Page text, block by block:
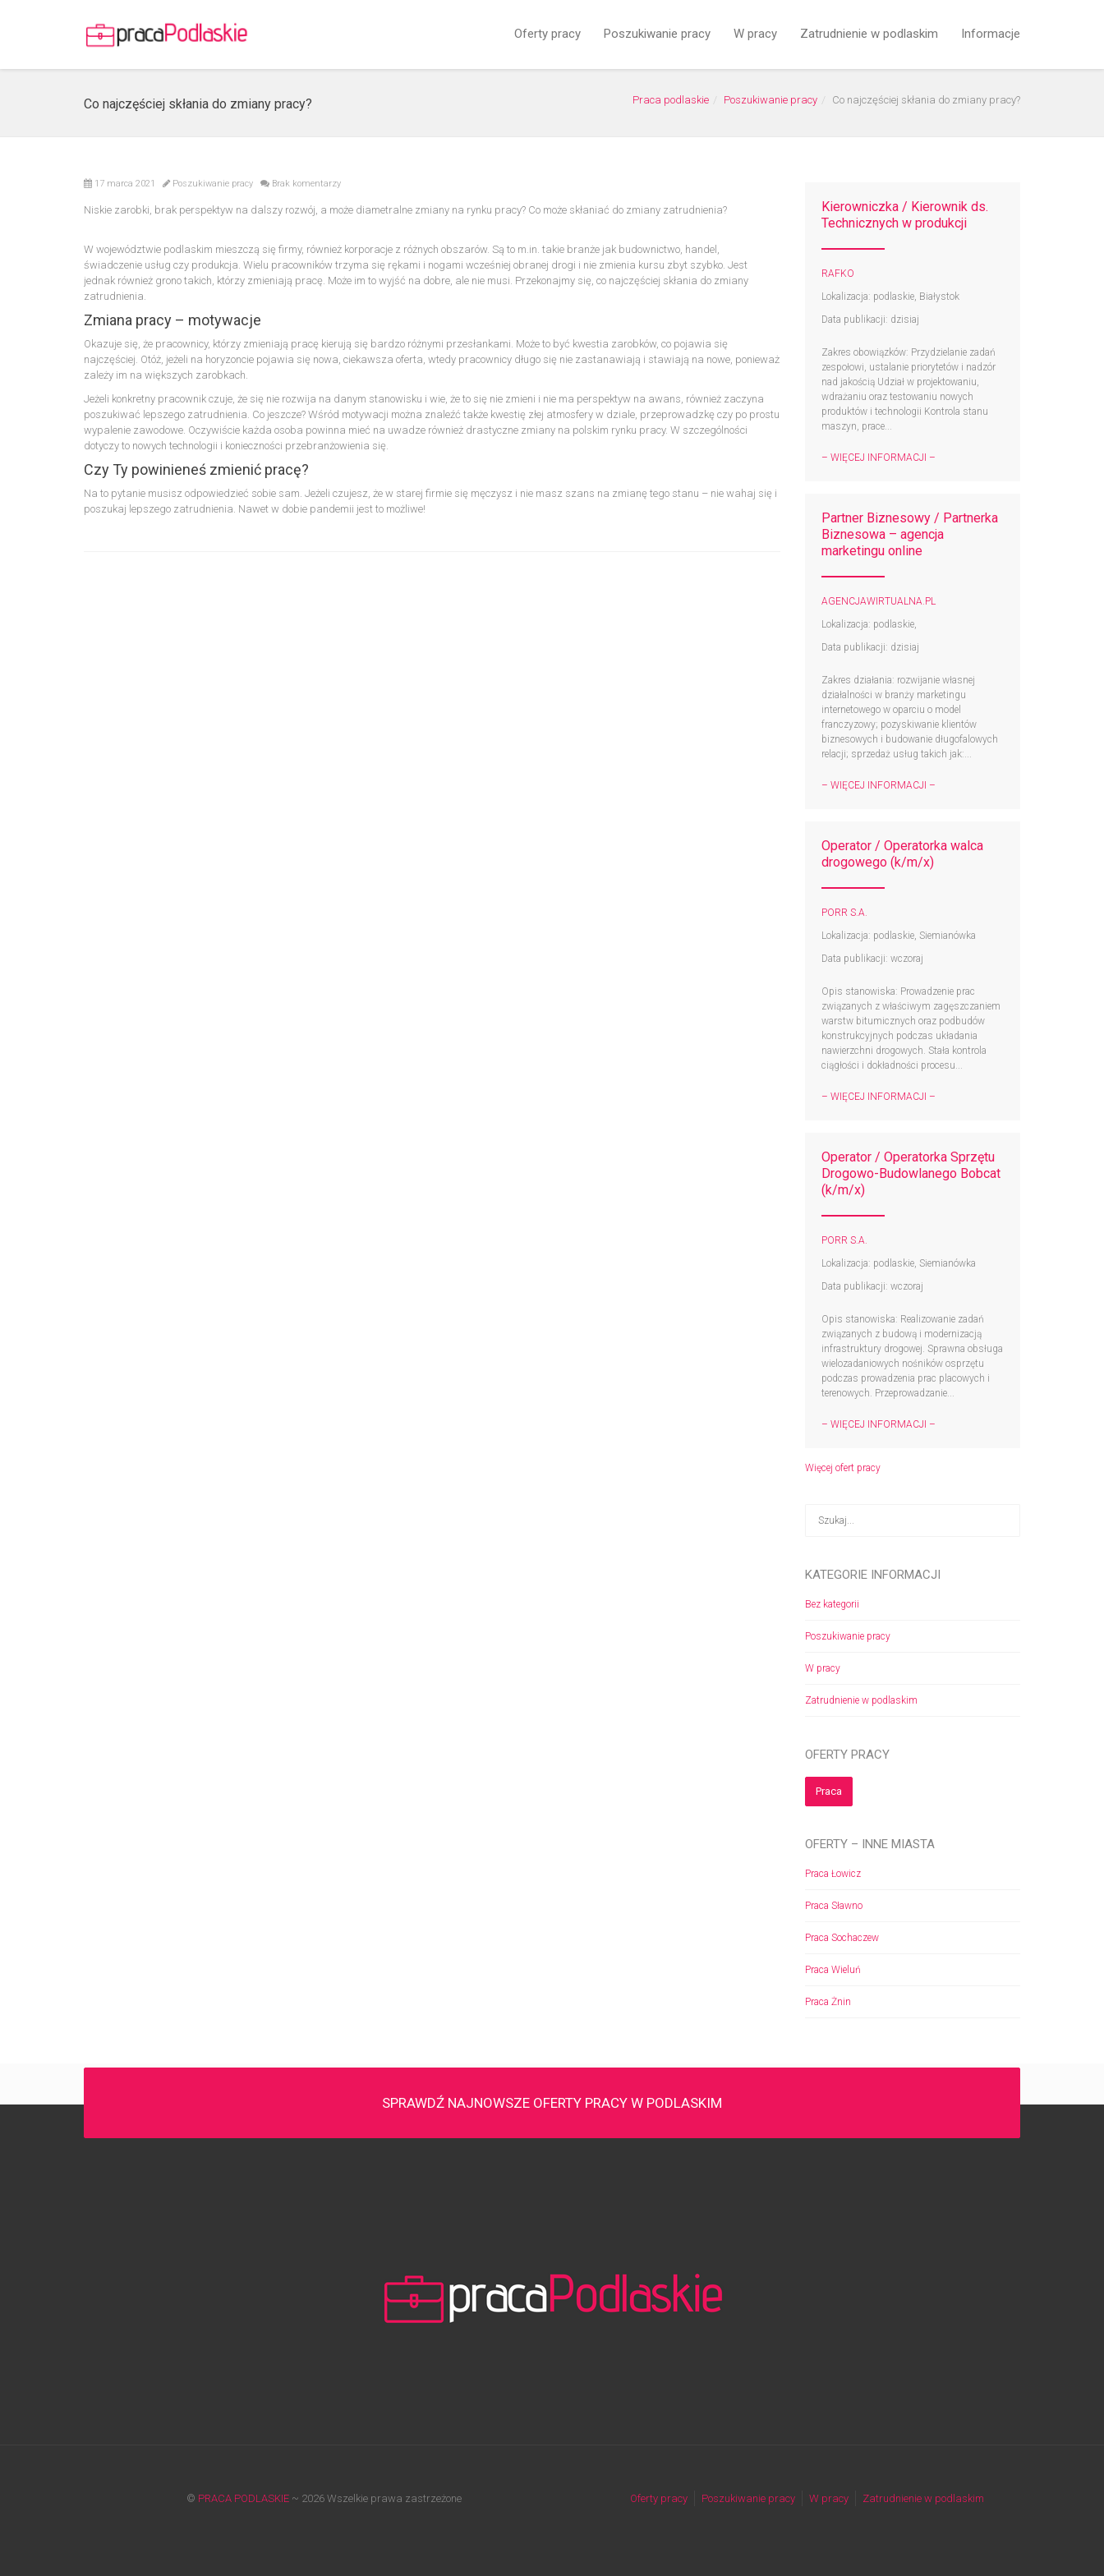
Oferty pracy Poszukiwanie pracy W pracy Zatrudnienie w podlaskim Informacje
Co najczęściej skłania do zmiany pracy? Praca podlaskie Poszukiwanie pracy Co najczęściej skłania do zmiany pracy?
17 marca 2021 Poszukiwanie pracy Brak komentarzy
Niskie zarobki, brak perspektyw na dalszy rozwój, a może diametralne zmiany na rynku pracy? Co może skłaniać do zmiany zatrudnienia?
W województwie podlaskim mieszczą się firmy, również korporacje z różnych obszarów. Są to m.in. takie branże jak budownictwo, handel,
świadczenie usług czy produkcja. Wielu pracowników trzyma się rękami i nogami wcześniej obranej drogi i nie zmienia kursu zbyt szybko. Jest
jednak również grono takich, którzy zmieniają pracę. Może im to wyjść na dobre, ale nie musi. Przekonajmy się, co najczęściej skłania do zmiany
zatrudnienia.
Zmiana pracy – motywacje
Okazuje się, że pracownicy, którzy zmieniają pracę kierują się bardzo różnymi przesłankami. Może to być kwestia zarobków, co pojawia się
najczęściej. Otóż, jeżeli na horyzoncie pojawia się nowa, ciekawsza oferta, wtedy pracownicy długo się nie zastanawiają i stawiają na nowe, ponieważ
zależy im na większych zarobkach.
Jeżeli konkretny pracownik czuje, że się nie rozwija na danym stanowisku i wie, że to się nie zmieni i nie ma perspektyw na awans, również zaczyna
poszukiwać lepszego zatrudnienia. Co jeszcze? Wśród motywacji można znaleźć także kwestię złej atmosfery w dziale, przeprowadzkę czy po prostu
wypalenie zawodowe. Oczywiście każda osoba powinna mieć na uwadze również drastyczne zmiany na polskim rynku pracy. W szczególności
dotyczy to nowych technologii i konieczności przebranżowienia się.
Czy Ty powinieneś zmienić pracę?
Na to pytanie musisz odpowiedzieć sobie sam. Jeżeli czujesz, że w starej firmie się męczysz i nie masz szans na zmianę tego stanu – nie wahaj się i
poszukaj lepszego zatrudnienia. Nawet w dobie pandemii jest to możliwe!
Kierowniczka / Kierownik ds.
Technicznych w produkcji
RAFKO
Lokalizacja: podlaskie, Białystok
Data publikacji: dzisiaj
Zakres obowiązków: Przydzielanie zadań
zespołowi, ustalanie priorytetów i nadzór
nad jakością Udział w projektowaniu,
wdrażaniu oraz testowaniu nowych
produktów i technologii Kontrola stanu
maszyn, prace...
– WIĘCEJ INFORMACJI –
Partner Biznesowy / Partnerka
Biznesowa – agencja
marketingu online
AGENCJAWIRTUALNA.PL
Lokalizacja: podlaskie,
Data publikacji: dzisiaj
Zakres działania: rozwijanie własnej
działalności w branży marketingu
internetowego w oparciu o model
franczyzowy; pozyskiwanie klientów
biznesowych i budowanie długofalowych
relacji; sprzedaż usług takich jak:...
– WIĘCEJ INFORMACJI –
Operator / Operatorka walca
drogowego (k/m/x)
PORR S.A.
Lokalizacja: podlaskie, Siemianówka
Data publikacji: wczoraj
Opis stanowiska: Prowadzenie prac
związanych z właściwym zagęszczaniem
warstw bitumicznych oraz podbudów
konstrukcyjnych podczas układania
nawierzchni drogowych. Stała kontrola
ciągłości i dokładności procesu...
– WIĘCEJ INFORMACJI –
Operator / Operatorka Sprzętu
Drogowo-Budowlanego Bobcat
(k/m/x)
PORR S.A.
Lokalizacja: podlaskie, Siemianówka
Data publikacji: wczoraj
Opis stanowiska: Realizowanie zadań
związanych z budową i modernizacją
infrastruktury drogowej. Sprawna obsługa
wielozadaniowych nośników osprzętu
podczas prowadzenia prac placowych i
terenowych. Przeprowadzanie...
– WIĘCEJ INFORMACJI –
Więcej ofert pracy
KATEGORIE INFORMACJI
Bez kategorii
Poszukiwanie pracy
W pracy
Zatrudnienie w podlaskim
OFERTY PRACY
Praca
OFERTY – INNE MIASTA
Praca Łowicz
Praca Sławno
Praca Sochaczew
Praca Wieluń
Praca Żnin
SPRAWDŹ NAJNOWSZE OFERTY PRACY W PODLASKIM
© PRACA PODLASKIE ~ 2026 Wszelkie prawa zastrzeżone Oferty pracy Poszukiwanie pracy W pracy Zatrudnienie w podlaskim